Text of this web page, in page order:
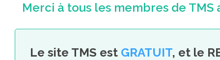
Merci à tous les membres de
Le site TMS est GRATUIT, et le